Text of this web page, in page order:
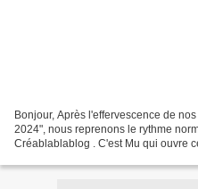
Bonjour, Après l'effervescence de
2024", nous reprenons le rythme
Créablablablog . C'est Mu qui ouvre